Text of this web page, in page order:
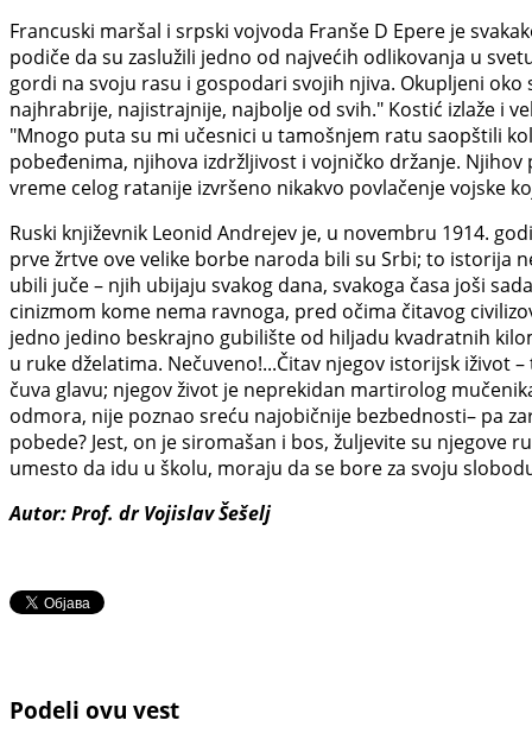
Francuski maršal i srpski vojvoda Franše D Epere je
podiče da su zaslužili jedno od najvećih odlikovanja u
gordi na svoju rasu i gospodari svojih njiva. Okupljeni
najhrabrije, najistrajnije, najbolje od svih." Kostić izlaže i
"Mnogo puta su mi učesnici u tamošnjem ratu saopštili
pobeđenima, njihova izdržljivost i vojničko držanje.
vreme celog ratanije izvršeno nikakvo povlačenje vojske
Ruski književnik Leonid Andrejev je, u novembru 1914.
prve žrtve ove velike borbe naroda bili su Srbi; to istorija
ubili juče – njih ubijaju svakog dana, svakoga časa joši
cinizmom kome nema ravnoga, pred očima čitavog
jedno jedino beskrajno gubilište od hiljadu kvadratnih
u ruke dželatima. Nečuveno!...Čitav njegov istorijsk
čuva glavu; njegov život je neprekidan martirolog
odmora, nije poznao sreću najobičnije bezbednosti– pa
pobede? Jest, on je siromašan i bos, žuljevite su njegove
umesto da idu u školu, moraju da se bore za svoju
Autor: Prof. dr Vojislav Šešelj
Podeli ovu vest